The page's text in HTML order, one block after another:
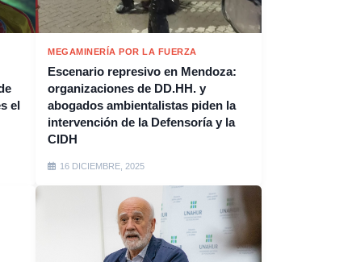
el
MEGAMINERÍA POR LA FUERZA
Escenario represivo en Mendoza:
organizaciones de DD.HH. y
abogados ambientalistas piden la
intervención de la Defensoría y la
CIDH
16 DICIEMBRE, 2025